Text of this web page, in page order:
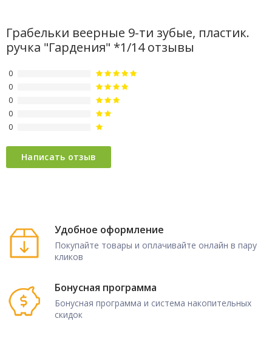
Грабельки веерные 9-ти зубые, пластик.
ручка "Гардения" *1/14 отзывы
0
0
0
0
0
Удобное оформление
Покупайте товары и оплачивайте онлайн в пару
кликов
Бонусная программа
Бонусная программа и система накопительных
скидок